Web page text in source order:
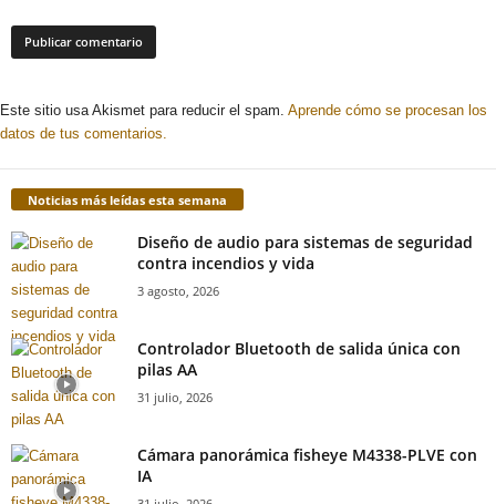
Este sitio usa Akismet para reducir el spam. Aprende cómo se procesan los
datos de tus comentarios.
Noticias más leídas esta semana
Diseño de audio para sistemas de seguridad
contra incendios y vida
3 agosto, 2026
Controlador Bluetooth de salida única con
pilas AA
31 julio, 2026
Cámara panorámica fisheye M4338-PLVE con
IA